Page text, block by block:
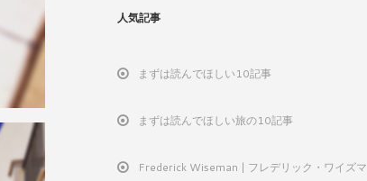
人気記事
まずは読んでほしい10記事
まずは読んでほしい旅の10記事
Frederick Wiseman | フレデリック・ワイズマ